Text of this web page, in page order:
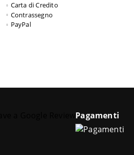
Carta di Credito
Contrassegno
PayPal
Pagamenti